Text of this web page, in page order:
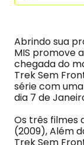
Abrindo sua
MIS promove
chegada do
Trek Sem
série com
dia 7 de
Os três filmes
(2009), Além